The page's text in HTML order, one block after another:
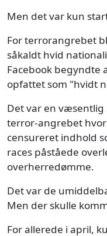
Men det var kun
For terrorangrebet
såkaldt hvid
Facebook begyndte
opfattet som "hvidt
Det var en
terror-angrebet
censureret indhold
races påståede
overherredømme.
Det var de
Men der skulle
For allerede i april,